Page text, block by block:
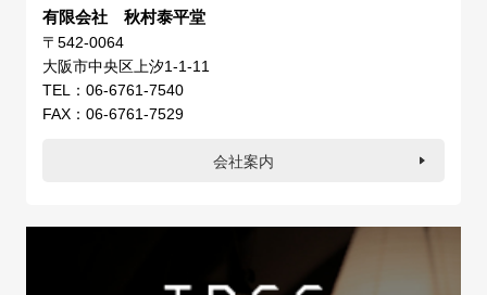
有限会社 秋村泰平堂
〒542-0064
大阪市中央区上汐1-1-11
TEL：06-6761-7540
FAX：06-6761-7529
会社案内